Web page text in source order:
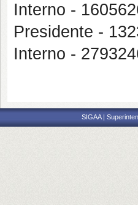
Interno -
Presidente -
Interno -
SIGAA |